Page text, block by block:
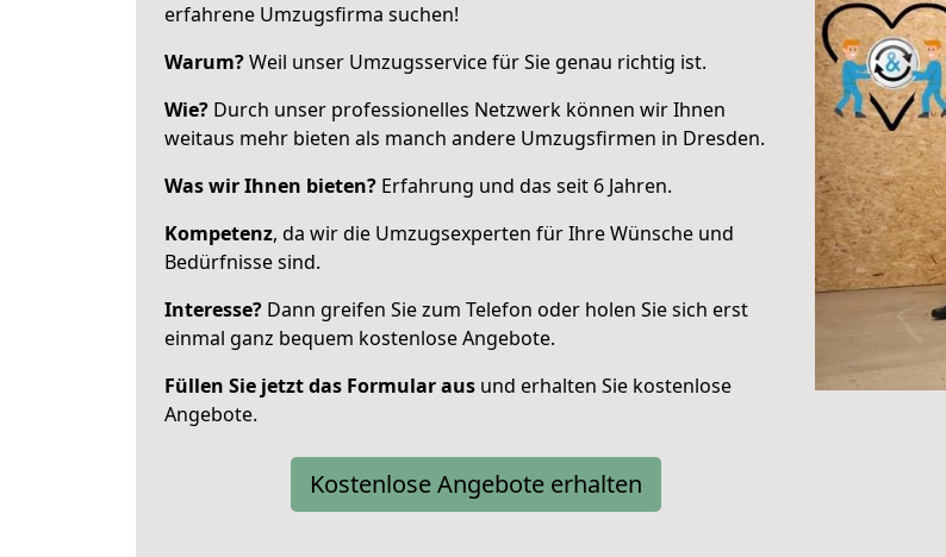
erfahrene Umzugsfirma suchen!
Warum?Weil unser Umzugsservice für Sie genau richtig ist.
Wie? Durch unser professionelles Netzwerk können wir Ihnen
weitaus mehr bieten als manch andere Umzugsfirmen in Dresden.
Was wir Ihnen bieten? Erfahrung und das seit 6 Jahren.
Kompetenz, da wir die Umzugsexperten für Ihre Wünsche und
Bedürfnisse sind.
Interesse? Dann greifen Sie zum Telefon oder holen Sie sich erst
einmal ganz bequem kostenlose Angebote.
Füllen Sie jetzt das Formular aus und erhalten Sie kostenlose
Angebote.
Kostenlose Angebote erhalten